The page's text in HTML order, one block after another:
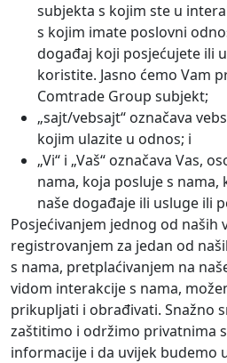
subjekta s kojim ste u
s kojim imate poslovni
događaj koji posjećujete ili
koristite. Jasno ćemo Vam
Comtrade Group subjekt;
„sajt/vebsajt“ označava
kojim ulazite u odnos; i
„Vi“ i „Vaš“ označava Vas,
nama, koja posluje s nama,
naše događaje ili usluge ili
Posjećivanjem jednog od naših
registrovanjem za jedan od
s nama, pretplaćivanjem na
vidom interakcije s nama,
prikupljati i obrađivati. Snažno
zaštitimo i održimo privatnima
informacije i da uvijek budemo